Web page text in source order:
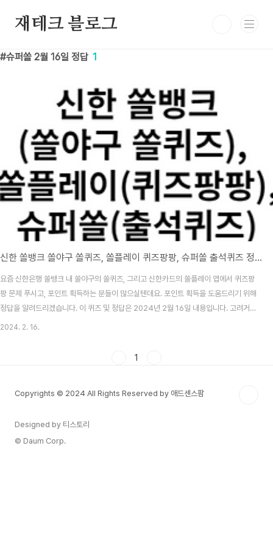
재테크 블로그
슈퍼쏠 2월 16일 정답 1
신한 쏠뱅크 쏠야구 쏠퀴즈, 쏠플레이 퀴즈팡팡, 슈퍼쏠 출석퀴즈 정답 2월 16일
요즘 신한은행 쏠뱅크 내 쏠야구의 쏠퀴즈, 그리고 신한카드의 쏠플레이 앱에서 퀴즈팡
팡 문제 푸시고, 포인트 획득하는 분들이 많으실텐데요. 포인트 획득을 도움드리기 위해
정답을 알려드리겠습니다. 이 퀴즈 및 정답은 2024년 2월 16일 내용입니다. 고려거란
전쟁 시청률 맞추기 이벤트 알아보기 목차 신한 쏠뱅크 쏠야구(쏠퀴즈) 2월 16일 문제
SOL페이의 광..
2024. 2. 16.
1
Copyrights © 2024 All Rights Reserved by 애드센스팜
Designed by 티스토리
© Daum Corp.